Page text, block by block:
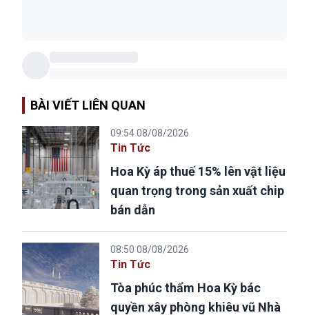
BÀI VIẾT LIÊN QUAN
09:54 08/08/2026
Tin Tức
Hoa Kỳ áp thuế 15% lên vật liệu
quan trọng trong sản xuất chip
bán dẫn
08:50 08/08/2026
Tin Tức
Tòa phúc thẩm Hoa Kỳ bác
quyền xây phòng khiêu vũ Nhà